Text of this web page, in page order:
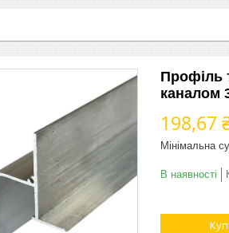
Профіль
каналом
198,67
Мінімальна
В наявності